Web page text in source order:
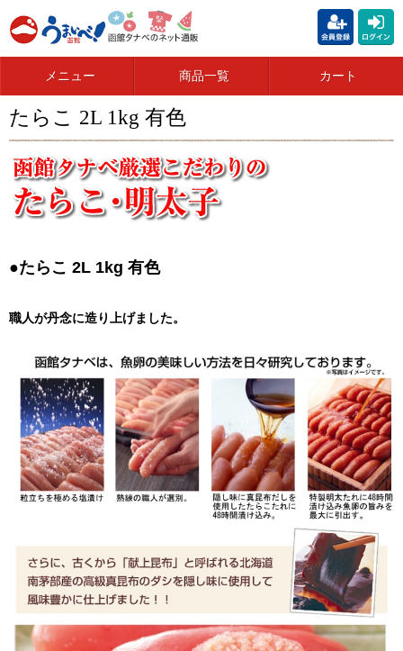
メニュー 商品一覧 カート
たらこ 2L 1kg 有色
●たらこ 2L 1kg 有色
職人が丹念に造り上げました。